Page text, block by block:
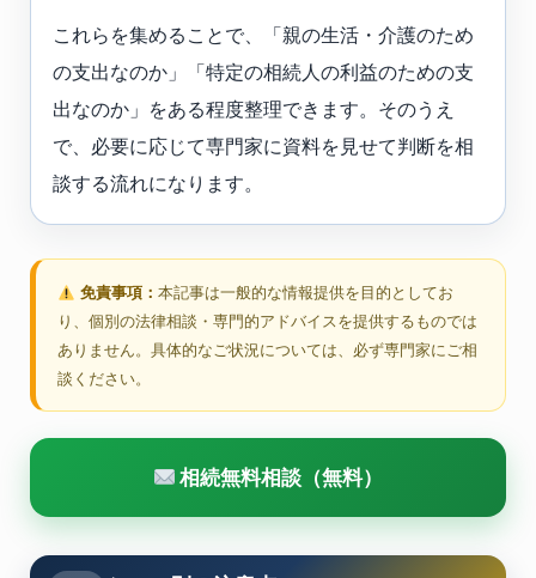
これらを集めることで、「親の生活・介護のため
の支出なのか」「特定の相続人の利益のための支
出なのか」をある程度整理できます。そのうえ
で、必要に応じて専門家に資料を見せて判断を相
談する流れになります。
免責事項： 本記事は一般的な情報提供を目的としてお
り、個別の法律相談・専門的アドバイスを提供するものでは
ありません。具体的なご状況については、必ず専門家にご相
談ください。
相続無料相談（無料）